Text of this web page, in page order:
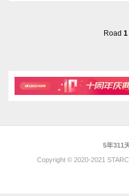
Road 1
5年311
Copyright © 2020-2021